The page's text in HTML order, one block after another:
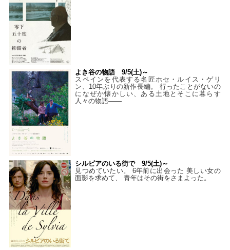
よき谷の物語 9/5(土)～
スペインを代表する名匠ホセ・ルイス・ゲリ
ン、10年ぶりの新作長編。 行ったことがないの
になぜか懐かしい、ある土地とそこに暮らす
人々の物語――
シルビアのいる街で 9/5(土)～
見つめていたい。 6年前に出会った 美しい女の
面影を求めて、 青年はその街をさまよった。